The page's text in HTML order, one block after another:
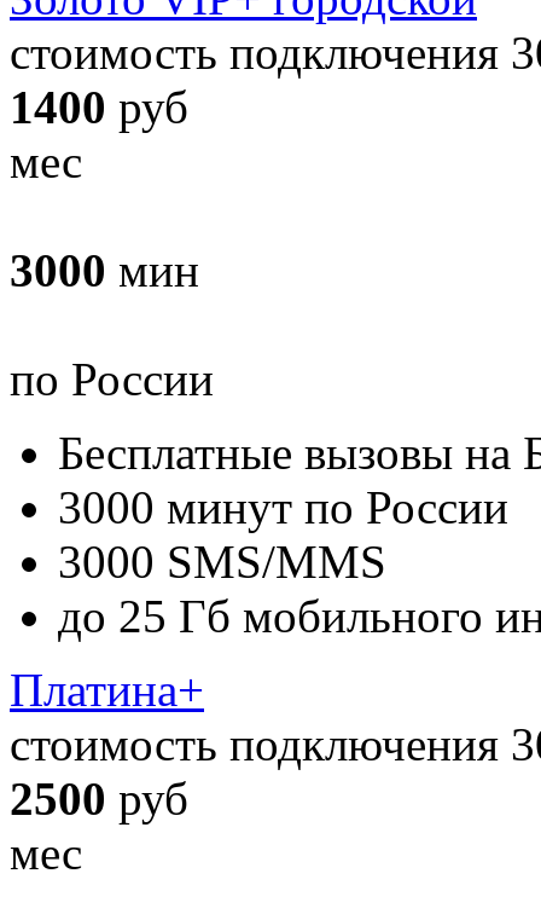
стоимость подключения
1400 руб
мес
3000 мин
по России
Бесплатные вызовы на
3000 минут по России
3000 SMS/MMS
до 25 Гб мобильного
Платина+
стоимость подключения
2500 руб
мес